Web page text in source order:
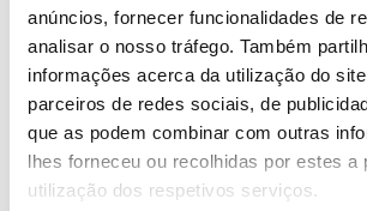
anúncios, fornecer funcionalidades de
analisar o nosso tráfego. Também
informações acerca da utilização do
parceiros de redes sociais, de
que as podem combinar com outras
lhes forneceu ou recolhidas por estes a
utilização dos respetivos serviços.